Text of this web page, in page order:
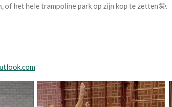
of het hele trampoline park op zijn kop te zetten🤪.